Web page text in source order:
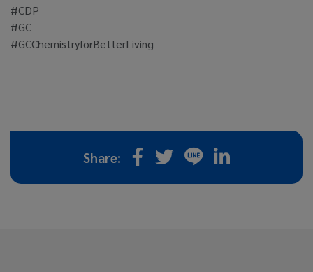
#CDP
#GC
#GCChemistryforBetterLiving
Share: